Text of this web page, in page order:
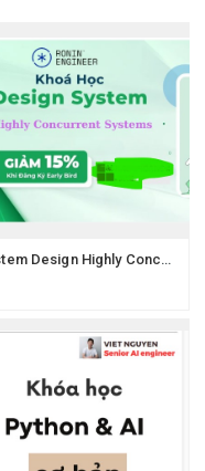
System Design Highly Concurrent Systems Của Roninhub